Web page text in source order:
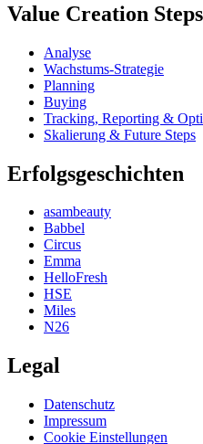
Value Creation Steps
Analyse
Wachstums-Strategie
Planning
Buying
Tracking, Reporting &
Skalierung & Future Steps
Erfolgsgeschichten
asambeauty
Babbel
Circus
Emma
HelloFresh
HSE
Miles
N26
Legal
Datenschutz
Impressum
Cookie Einstellungen